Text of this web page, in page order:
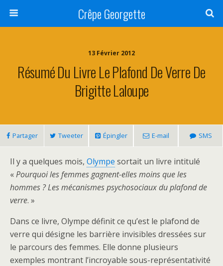
Crêpe Georgette
13 Février 2012
Résumé Du Livre Le Plafond De Verre De
Brigitte Laloupe
Partager Tweeter Épingler E-mail SMS
Il y a quelques mois, Olympe sortait un livre intitulé
«Pourquoi les femmes gagnent-elles moins que les
hommes ? Les mécanismes psychosociaux du plafond de
verre. »
Dans ce livre, Olympe définit ce qu’est le plafond de
verre qui désigne les barrière invisibles dressées sur
le parcours des femmes. Elle donne plusieurs
exemples montrant l’incroyable sous-représentativité